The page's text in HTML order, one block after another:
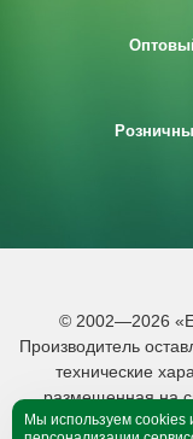
© 2002—2026
Производитель
технические
размещенная на
Политика
Мы используем cookies